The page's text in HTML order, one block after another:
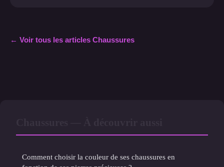
← Voir tous les articles Chaussures
Comment choisir la couleur de ses chaussures en